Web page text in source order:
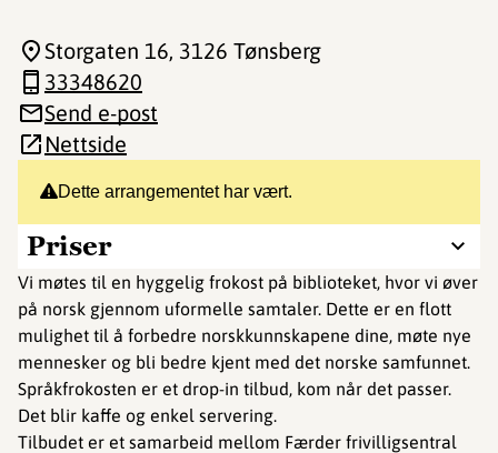
Dette arrangementet har vært.
Priser
Vi møtes til en hyggelig frokost på biblioteket, hvor vi øver
på norsk gjennom uformelle samtaler. Dette er en flott
mulighet til å forbedre norskkunnskapene dine, møte nye
mennesker og bli bedre kjent med det norske samfunnet.
Språkfrokosten er et drop-in tilbud, kom når det passer.
Det blir kaffe og enkel servering.
Tilbudet er et samarbeid mellom Færder frivilligsentral
Storgaten 16, 3126 Tønsberg
33348620
Send e-post
Nettside